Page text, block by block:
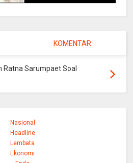
KOMENTAR
Ratna Sarumpaet Soal
Nasional
Headline
Lembata
Ekonomi